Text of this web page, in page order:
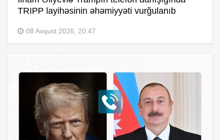
TRIPP layihəsinin əhəmiyyəti vurğulanıb
08 Avqust 2026, 20:47